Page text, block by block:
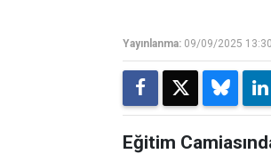
Yayınlanma: 09/09/2025 13:30
Eğitim